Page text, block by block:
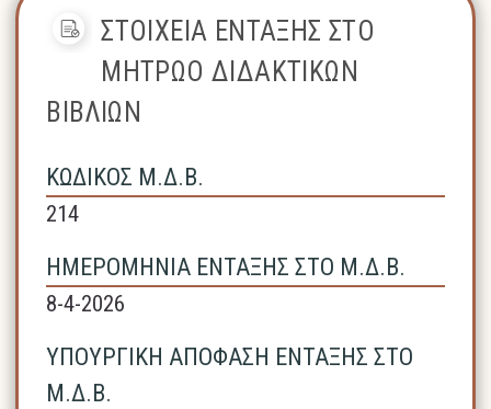
ΣΤΟΙΧΕΙΑ ΕΝΤΑΞΗΣ ΣΤΟ
ΜΗΤΡΩΟ ΔΙΔΑΚΤΙΚΩΝ
ΒΙΒΛΙΩΝ
ΚΩΔΙΚΟΣ Μ.Δ.Β.
214
ΗΜΕΡΟΜΗΝΙΑ ΕΝΤΑΞΗΣ ΣΤΟ Μ.Δ.Β.
8-4-2026
ΥΠΟΥΡΓΙΚΗ ΑΠΟΦΑΣΗ ΕΝΤΑΞΗΣ ΣΤΟ
Μ.Δ.Β.